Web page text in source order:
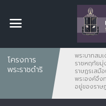
โครงการ
พระราชดำริ
พระบาทสม
ราชหฤทัยมุ่
ราษฏรเสมื
พระองค์จึง
อยู่ของราษ